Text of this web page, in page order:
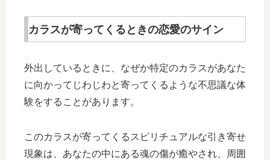
カラスが寄ってくるときの恋愛のサイン
外出しているときに、なぜか特定のカラスがあなた
に向かってじわじわと寄ってくるような不思議な体
験をすることがあります。
このカラスが寄ってくるスピリチュアルな引き寄せ
現象は、あなたの中にある魂の傷が癒やされ、周囲